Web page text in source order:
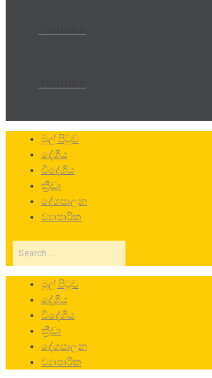
මුල් පිටුව
දේශීය
විදේශීය
ක්‍රීඩා
දේශපාලන
ව්‍යාපාරික
Search
මුල් පිටුව
දේශීය
විදේශීය
ක්‍රීඩා
දේශපාලන
ව්‍යාපාරික